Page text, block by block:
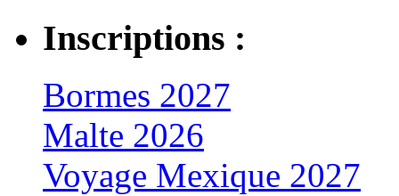
Inscriptions :
Bormes 2027
Malte 2026
Voyage Mexique 2027